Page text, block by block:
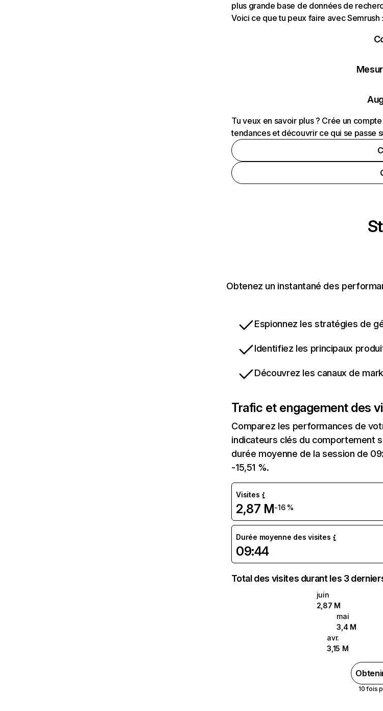
plus grande base de données de
Voici ce que tu peux faire avec Semrush
Tu veux en savoir plus ? Crée un
tendances et découvrir ce qui se passe
Obtenez un instantané des
Espionnez les stratégies de
Identifiez les principaux
Découvrez les canaux de
Trafic et engagement des
Comparez les performances de
indicateurs clés du comportement
durée moyenne de la session de
-15,51 %.
Visites
2,87 M-16 %
Durée moyenne des visites
09:44
Total des visites durant les 3
juin
2,87 M
mai
3,4 M
avr.
3,15 M
10 fois